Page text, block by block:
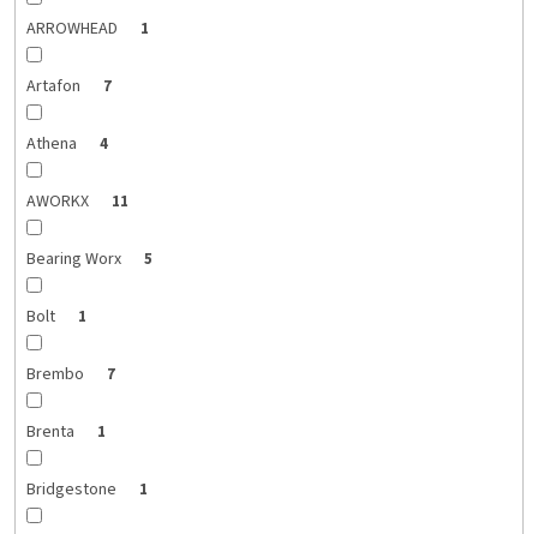
ARROWHEAD 1
Artafon 7
Athena 4
AWORKX 11
Bearing Worx 5
Bolt 1
Brembo 7
Brenta 1
Bridgestone 1